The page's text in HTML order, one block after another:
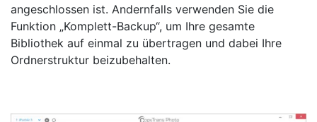
angeschlossen ist. Andernfalls verwenden Sie die
Funktion „Komplett-Backup“, um Ihre gesamte
Bibliothek auf einmal zu übertragen und dabei Ihre
Ordnerstruktur beizubehalten.